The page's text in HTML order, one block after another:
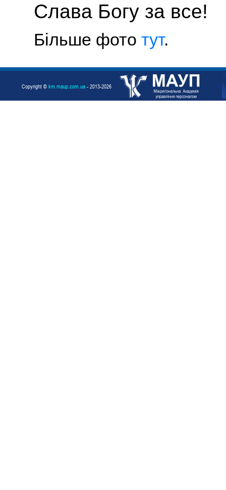
Слава Богу за все!
Більше фототут.
Copyright © km.maup.com.ua - 2013-2026